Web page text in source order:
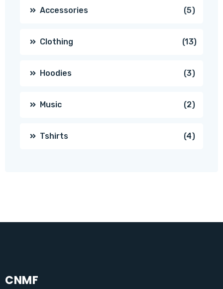
Accessories 55
Clothing 1313
Hoodies 33
Music 22
Tshirts 44
CNMF